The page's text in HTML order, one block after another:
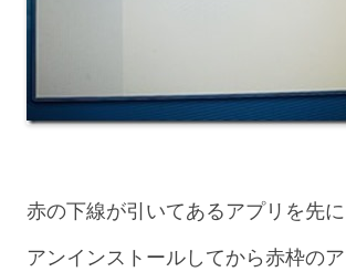
赤の下線が引いてあるアプリを先に
アンインストールしてから赤枠の